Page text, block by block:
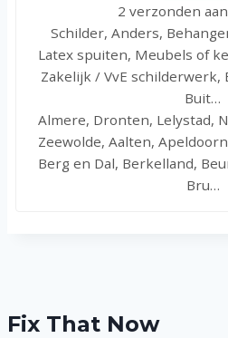
2 verzonden
Schilder, Anders,
Latex spuiten, Meubels of
Zakelijk / VvE
Buit…
Almere, Dronten, Lelystad,
Zeewolde, Aalten,
Berg en Dal, Berkelland,
Bru…
Fix That Now